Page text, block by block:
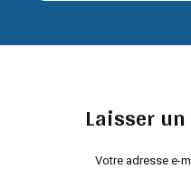
Laisser
Votre adresse e-